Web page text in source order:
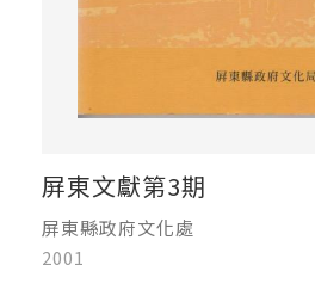
屏東文獻第3期
屏東縣政府文化處
2001